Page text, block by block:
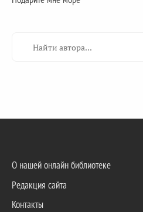
О нашей онлайн библиотеке
Редакция сайта
Контакты